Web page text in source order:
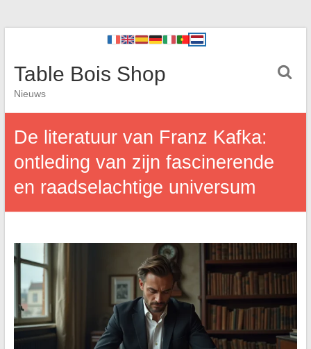
Table Bois Shop
Nieuws
De literatuur van Franz Kafka:
ontleding van zijn fascinerende
en raadselachtige universum